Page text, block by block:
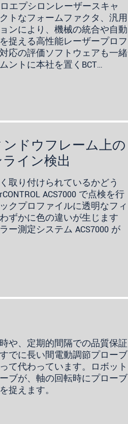
エプシロンレーザースキャ
トなフォームファクタ、汎用
ンにより、機械の統合や自動
捉える高性能レーザープロフ
応の評価ソフトウェアも一緒
ントに本社を置くBCT…
ドウフレーム上の
イン検出
取り付けられているかどう
ACS7000 で点検を行
クプロファイルに透明なフィ
ずかに色の違いが生じます
ー測定システム ACS7000 が
や、定期的間隔での品質保証
でに長い間電動調節プローブ
て代わっています。ロボット
ブが、軸の回転時にプローブ
捉えます。